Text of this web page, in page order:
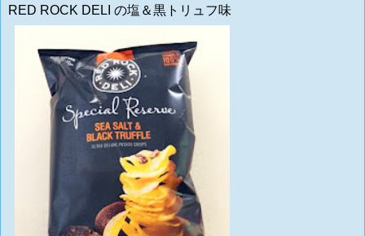
RED ROCK DELI の塩＆黒トリュフ味